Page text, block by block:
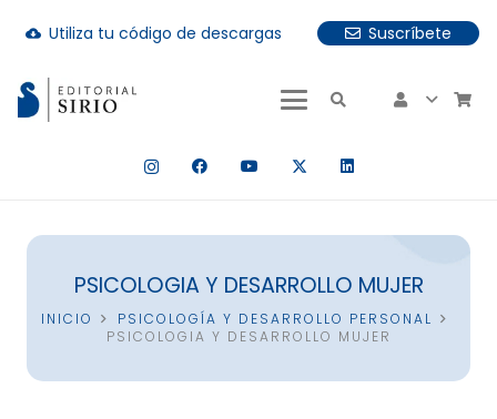
cloud_download Utiliza tu código de descargas
Suscríbete
hay resultados autocompletados, puedes utilizar las
PSICOLOGIA Y DESARROLLO MUJER
INICIO
PSICOLOGÍA Y DESARROLLO PERSONAL
PSICOLOGIA Y DESARROLLO MUJER